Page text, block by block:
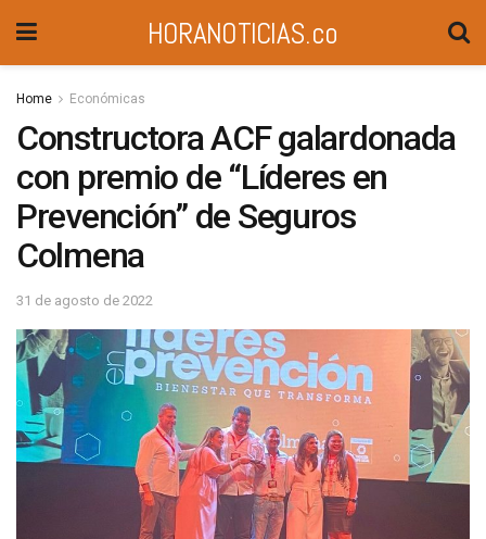
HORANOTICIAS.co
Home Económicas
Constructora ACF galardonada
con premio de “Líderes en
Prevención” de Seguros
Colmena
31 de agosto de 2022